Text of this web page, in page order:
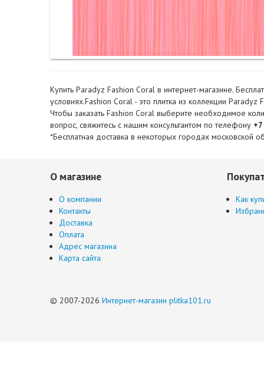
Купить Paradyz Fashion Coral в интернет-магазине.
условиях.Fashion Coral - это плитка из коллекции
Чтобы заказать Fashion Coral выберите необходимое
вопрос, свяжитесь с нашим консультантом по телефону
*Бесплатная доставка в некоторых городах московской
О магазине
О компании
Контакты
Доставка
Оплата
Адрес магазина
Карта сайта
Как
© 2007-2026 Интернет-магазин plitka101.ru